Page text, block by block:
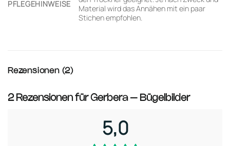
PFLEGEHINWEISE
Material wird das Annähen mit ein paar
Stichen empfohlen.
Rezensionen (2)
2 Rezensionen fürGerbera – Bügelbilder
5,0